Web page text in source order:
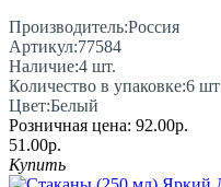
Производитель:Россия
Артикул:77584
Наличие:4 шт.
Количество в упаковке:6 шт
Цвет:Белый
Розничная цена: 92.00р.
51.00р.
Купить